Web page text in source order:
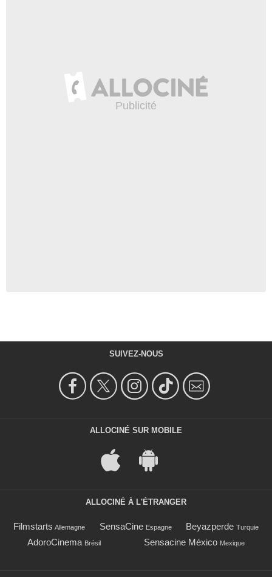
SUIVEZ-NOUS
ALLOCINÉ SUR MOBILE
ALLOCINÉ À L'ÉTRANGER
Filmstarts Allemagne SensaCine Espagne Beyazperde Turquie
AdoroCinema Brésil Sensacine México Mexique